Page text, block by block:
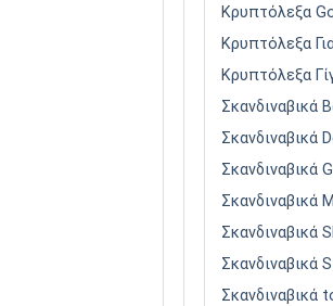
Κρυπτόλεξα
Κρυπτόλεξα
Κρυπτόλεξα
Σκανδιναβικά
Σκανδιναβικά
Σκανδιναβικά
Σκανδιναβικά
Σκανδιναβικά
Σκανδιναβικά
Σκανδιναβικά